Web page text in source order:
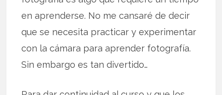
en aprenderse. No me cansaré de decir
que se necesita practicar y experimentar
con la cámara para aprender fotografía.
Sin embargo es tan divertido…